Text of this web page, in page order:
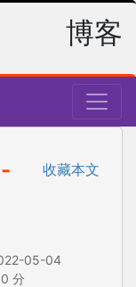
博客
收藏本文
05-04
分